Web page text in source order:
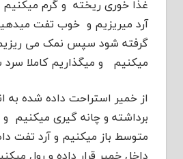
غذا خوری ریخته و گرم
آرد میریزیم و خوب تفت
گرفته شود سپس نمک می
میکنیم و میگذاریم کاملا سرد
از خمیر استراحت داده شده به
برداشته و چانه گیری میکنیم و
متوسط باز میکنیم و آرد تفت